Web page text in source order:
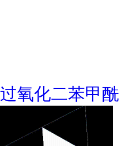
过氧化二苯甲酰